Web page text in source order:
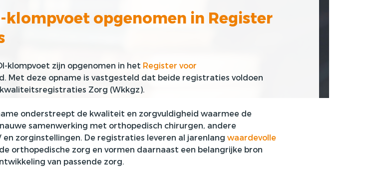
klompvoet opgenomen in Register
klompvoet zijn opgenomen in het Register voor
. Met deze opname is vastgesteld dat beide registraties voldoen
Zorg (Wkkgz).
onderstreept de kwaliteit en zorgvuldigheid waarmee de
samenwerking met orthopedisch chirurgen, andere
zorginstellingen. De registraties leveren al jarenlang waardevolle
orthopedische zorg en vormen daarnaast een belangrijke bron
van passende zorg.